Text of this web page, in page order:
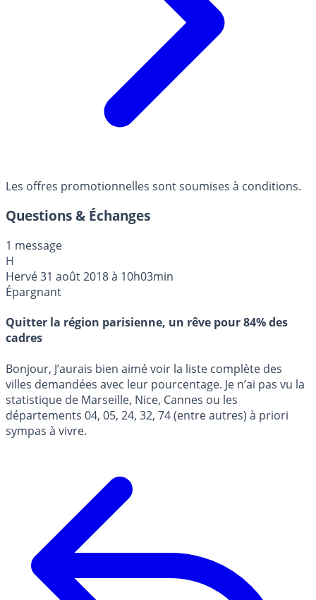
Les offres promotionnelles sont soumises à conditions.
Questions & Échanges
1 message
H
Hervé31 août 2018 à 10h03min
Épargnant
Quitter la région parisienne, un rêve pour 84% des
cadres
Bonjour, J’aurais bien aimé voir la liste complète des
villes demandées avec leur pourcentage. Je n’ai pas vu la
statistique de Marseille, Nice, Cannes ou les
départements 04, 05, 24, 32, 74 (entre autres) à priori
sympas à vivre.